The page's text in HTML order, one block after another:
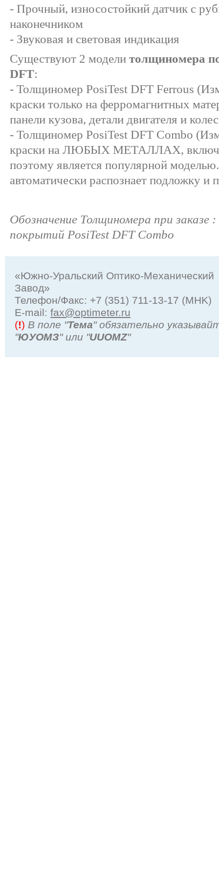
- Прочный, износостойкий датчик с
наконечником
- Звуковая и световая индикация
Существуют 2 модели толщиномера
DFT:
- Толщиномер PosiTest DFT Ferrous
краски только на ферромагнитных
панели кузова, детали двигателя и
- Толщиномер PosiTest DFT Combo
краски на ЛЮБЫХ МЕТАЛЛАХ,
поэтому является популярной
автоматически распознает подложку и
Обозначение Толщиномера при заказе
покрытий PosiTest DFT Combo
«Южно-Уральский Оптико-Механический
Завод»
Телефон/Факс: +7 (351) 711-13-17 (MHK)
Е-mail: fax@optimeter.ru
(!) В поле "Тема" обязательно
"ЮУОМЗ" или "UUOMZ"